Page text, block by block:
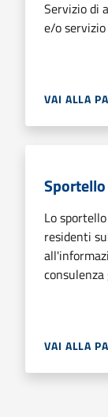
Servizio di
e/o
VAI ALLA
Lo
residenti
VAI ALLA